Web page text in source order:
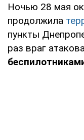
Ночью 28 мая
продолжила
пункты
раз враг